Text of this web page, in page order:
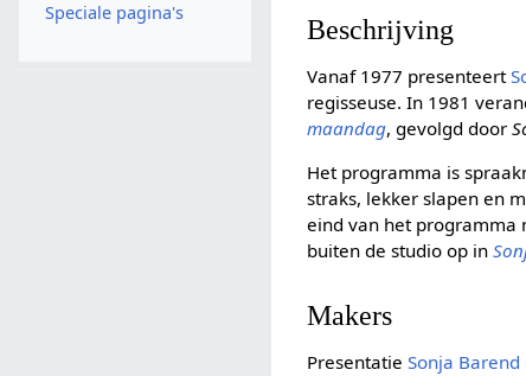
Beschrijving
Vanaf 1977 presenteert
regisseuse. In 1981
maandag, gevolgd door
Het programma is
straks, lekker slapen en
eind van het programma
buiten de studio op in
Makers
PresentatieSonja Barend
Speciale pagina's